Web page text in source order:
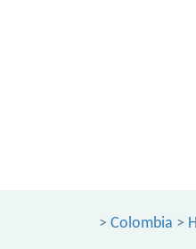
> Colombia >